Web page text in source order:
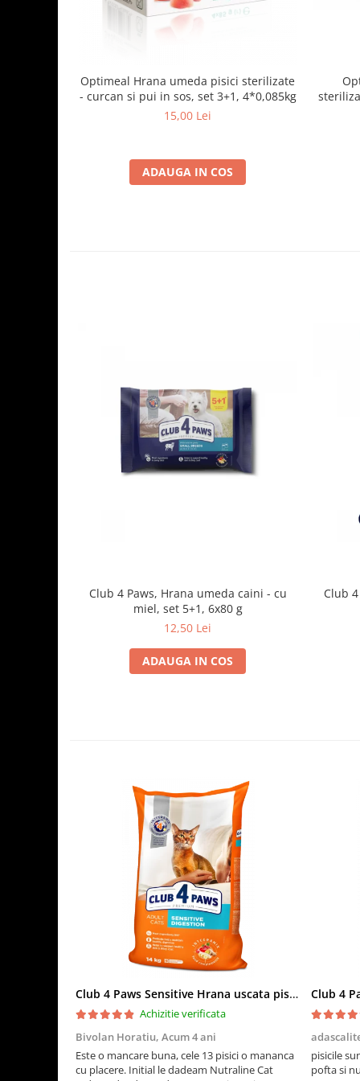
Optimeal Hrana umeda pisici sterilizate
- curcan si pui in sos, set 3+1, 4*0,085kg
15,00 Lei
ADAUGA IN COS
Club 4 Paws, Hrana umeda caini - cu
miel, set 5+1, 6x80 g
12,50 Lei
ADAUGA IN COS
Club
Club 4 Paws Sensitive Hrana uscata pisici adulte, 14kg
Achizitie verificata
Bivolan Horatiu, Acum 4 ani
Este o mancare buna, cele 13 pisici o mananca
cu placere. Initial le dadeam Nutraline Cat
pisicile
pofta si